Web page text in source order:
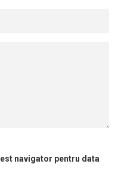
navigator pentru data